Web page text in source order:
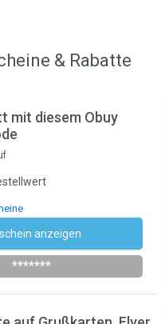
& Rabatte
mit diesem Obuy
anzeigen
*******